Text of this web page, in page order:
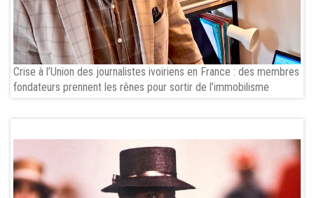
Crise à l’Union des journalistes ivoiriens en France : des membres
fondateurs prennent les rênes pour sortir de l’immobilisme